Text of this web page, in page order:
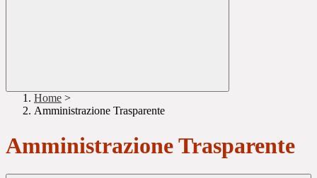
Home >
Amministrazione Trasparente
Amministrazione Trasparente